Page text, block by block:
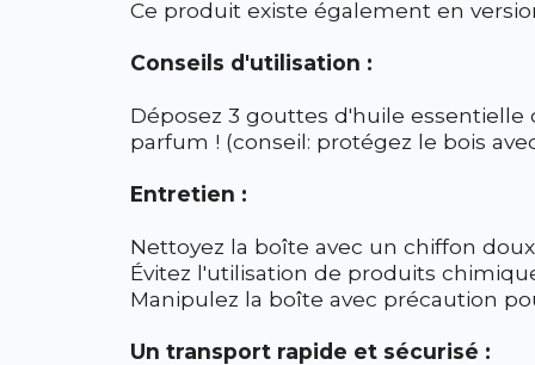
Ce produit existe également en
Conseils d'utilisation :
Déposez 3 gouttes d'huile
parfum ! (conseil: protégez le bois
Entretien :
Nettoyez la boîte avec un chiffon
Évitez l'utilisation de produits
Manipulez la boîte avec précaution
Un transport rapide et sécurisé :